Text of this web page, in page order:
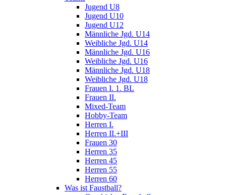
Jugend U8
Jugend U10
Jugend U12
Männliche Jgd. U14
Weibliche Jgd. U14
Männliche Jgd. U16
Weibliche Jgd. U16
Männliche Jgd. U18
Weibliche Jgd. U18
Frauen I. 1. BL
Frauen II.
Mixed-Team
Hobby-Team
Herren I.
Herren II.+III
Frauen 30
Herren 35
Herren 45
Herren 55
Herren 60
Was ist Faustball?